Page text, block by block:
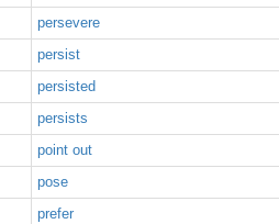
persevere
persist
persisted
persists
point out
pose
prefer